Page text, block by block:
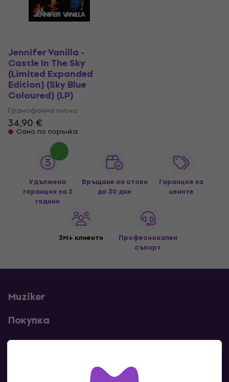
Jennifer Vanilla -
Castle In The Sky
(Limited Expanded
Edition) (Sky Blue
Coloured) (LP)
Грамофонна плоча
34,90 €
Само по поръчка
Удължена
гаранция за 3
години
Връщане на стоки
до 30 дни
Гаранция за
цените
3M+ клиенти
Професионален
съпорт
Muziker
Покупка
Полезни линкове